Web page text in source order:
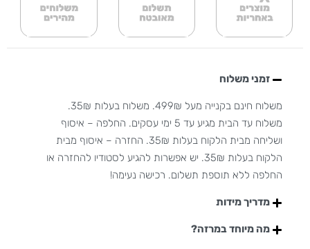
זמני משלוח
משלוח חינם בקנייה מעל 499₪. משלוח בעלות 35₪.
משלוח עד הבית מגיע עד 5 ימי עסקים. החלפה – איסוף
ושליחה מבית הלקוח בעלות 35₪. החזרה – איסוף מבית
הלקוח בעלות 35₪. יש אפשרות להגיע לסטודיו להחזרה או
החלפה ללא תוספת תשלום. רכישה נעימה!
מדריך מידות
מה מיוחד במרזה?